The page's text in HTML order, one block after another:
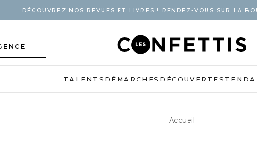
DÉCOUVREZ NOS REVUES ET LIVRES ! RENDEZ-VOUS SUR LA
TALENTS DÉMARCHES DÉCOUVERTES
Accueil